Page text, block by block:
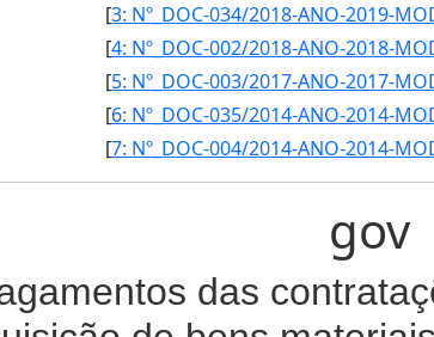
[
[
[
[
[
gov
das